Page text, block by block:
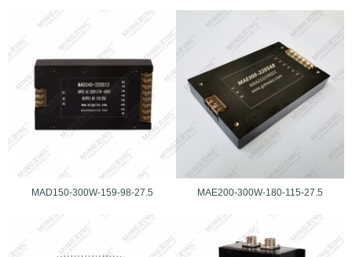
MAD150-300W-159-98-27.5 MAE200-300W-180-115-27.5